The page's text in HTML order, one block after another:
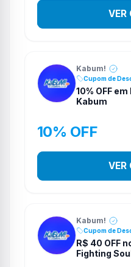
VER
Kabum!
Cupom de
10% OFF
Kabum
10% OFF
VER
Kabum!
Cupom de
R$ 40 OFF
Fighting